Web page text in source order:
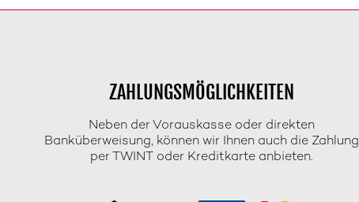
ZAHLUNGSMÖGLICHKEITEN
Neben der Vorauskasse oder direkten
Banküberweisung, können wir Ihnen auch die Zahlung
per TWINT oder Kreditkarte anbieten.